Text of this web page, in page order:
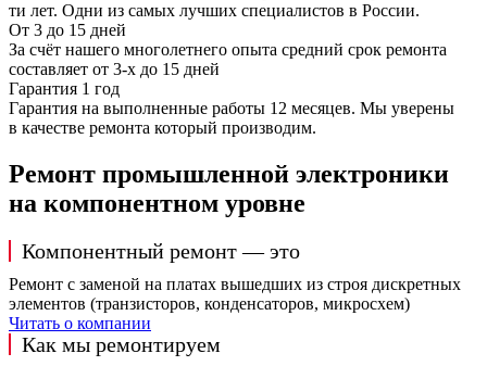
ти лет. Одни из самых лучших специалистов в России.
От 3 до 15 дней
За счёт нашего многолетнего опыта средний срок ремонта
составляет от 3-х до 15 дней
Гарантия 1 год
Гарантия на выполненные работы 12 месяцев. Мы уверены
в качестве ремонта который производим.
Ремонт промышленной электроники
на компонентном уровне
Компонентный ремонт — это
Ремонт с заменой на платах вышедших из строя дискретных
элементов (транзисторов, конденсаторов, микросхем)
Читать о компании
Как мы ремонтируем